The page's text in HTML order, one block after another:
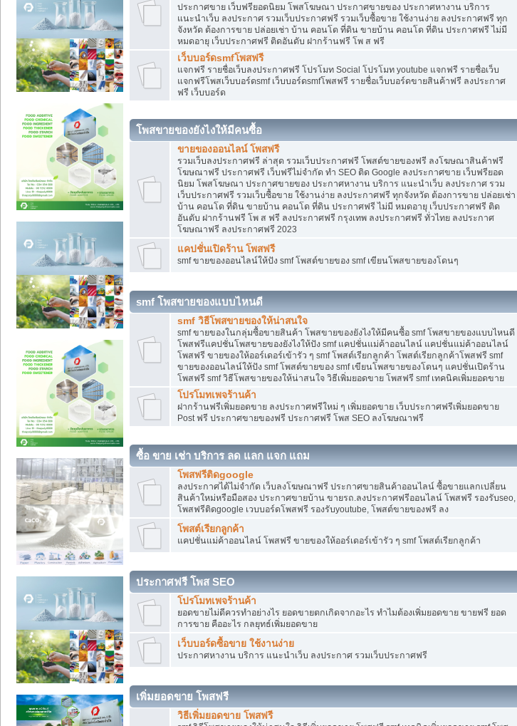
ประกาศขาย เว็บฟรียอดนิยม โพสโฆษณา ประกาศขายของ ประกาศหางาน บริการ
แนะนำเว็บ ลงประกาศ รวมเว็บประกาศฟรี รวมเว็บซื้อขาย ใช้งานง่าย ลงประกาศฟรี ทุก
จังหวัด ต้องการขาย ปล่อยเช่า บ้าน คอนโด ที่ดิน ขายบ้าน คอนโด ที่ดิน ประกาศฟรี ไม่มี
หมดอายุ เว็บประกาศฟรี ติดอันดับ ฝากร้านฟรี โพ ส ฟรี
เว็บบอร์ดsmfโพสฟรี
แจกฟรี รายชื่อเว็บลงประกาศฟรี โปรโมท Social โปรโมท youtube แจกฟรี รายชื่อเว็บ
แจกฟรีโพสเว็บบอร์ดsmf เว็บบอร์ดsmfโพสฟรี รายชื่อเว็บบอร์ดขายสินค้าฟรี ลงประกาศ
ฟรี เว็บบอร์ด
โพสขายของยังไงให้มีคนซื้อ
ขายของออนไลน์ โพสฟรี
รวมเว็บลงประกาศฟรี ล่าสุด รวมเว็บประกาศฟรี โพสต์ขายของฟรี ลงโฆษณาสินค้าฟรี
โฆษณาฟรี ประกาศฟรี เว็บฟรีไม่จำกัด ทำ SEO ติด Google ลงประกาศขาย เว็บฟรียอด
นิยม โพสโฆษณา ประกาศขายของ ประกาศหางาน บริการ แนะนำเว็บ ลงประกาศ รวม
เว็บประกาศฟรี รวมเว็บซื้อขาย ใช้งานง่าย ลงประกาศฟรี ทุกจังหวัด ต้องการขาย ปล่อยเช่า
บ้าน คอนโด ที่ดิน ขายบ้าน คอนโด ที่ดิน ประกาศฟรี ไม่มี หมดอายุ เว็บประกาศฟรี ติด
อันดับ ฝากร้านฟรี โพ ส ฟรี ลงประกาศฟรี กรุงเทพ ลงประกาศฟรี ทั่วไทย ลงประกาศ
โฆษณาฟรี ลงประกาศฟรี 2023
แคปชั่นเปิดร้าน โพสฟรี
smf ขายของออนไลน์ให้ปัง smf โพสต์ขายของ smf เขียนโพสขายของโดนๆ
smf โพสขายของแบบไหนดี
smf วิธีโพสขายของให้น่าสนใจ
smf ขายของในกลุ่มซื้อขายสินค้า โพสขายของยังไงให้มีคนซื้อ smf โพสขายของแบบไหนดี
โพสฟรีแคปชั่นโพสขายของยังไงให้ปัง smf แคปชั่นแม่ค้าออนไลน์ แคปชั่นแม่ค้าออนไลน์
โพสฟรี ขายของให้ออร์เดอร์เข้ารัว ๆ smf โพสต์เรียกลูกค้า โพสต์เรียกลูกค้าโพสฟรี smf
ขายของออนไลน์ให้ปัง smf โพสต์ขายของ smf เขียนโพสขายของโดนๆ แคปชั่นเปิดร้าน
โพสฟรี smf วิธีโพสขายของให้น่าสนใจ วิธีเพิ่มยอดขาย โพสฟรี smf เทคนิคเพิ่มยอดขาย
โปรโมทเพจร้านค้า
ฝากร้านฟรีเพิ่มยอดขาย ลงประกาศฟรีใหม่ ๆ เพิ่มยอดขาย เว็บประกาศฟรีเพิ่มยอดขาย
Post ฟรี ประกาศขายของฟรี ประกาศฟรี โพส SEO ลงโฆษณาฟรี
ซื้อ ขาย เช่า บริการ ลด แลก แจก แถม
โพสฟรีติดgoogle
ลงประกาศได้ไม่จำกัด เว็บลงโฆษณาฟรี ประกาศขายสินค้าออนไลน์ ซื้อขายแลกเปลี่ยน
สินค้าใหม่หรือมือสอง ประกาศขายบ้าน ขายรถ.ลงประกาศฟรีออนไลน์ โพสฟรี รองรับseo,
โพสฟรีติดgoogle เวบบอร์ดโพสฟรี รองรับyoutube, โพสต์ขายของฟรี ลง
โพสต์เรียกลูกค้า
แคปชั่นแม่ค้าออนไลน์ โพสฟรี ขายของให้ออร์เดอร์เข้ารัว ๆ smf โพสต์เรียกลูกค้า
ประกาศฟรี โพส SEO
โปรโมทเพจร้านค้า
ยอดขายไม่ดีควรทำอย่างไร ยอดขายตกเกิดจากอะไร ทำไมต้องเพิ่มยอดขาย ขายฟรี ยอด
การขาย คืออะไร กลยุทธ์เพิ่มยอดขาย
เว็บบอร์ดซื้อขาย ใช้งานง่าย
ประกาศหางาน บริการ แนะนำเว็บ ลงประกาศ รวมเว็บประกาศฟรี
เพิ่มยอดขาย โพสฟรี
วิธีเพิ่มยอดขาย โพสฟรี